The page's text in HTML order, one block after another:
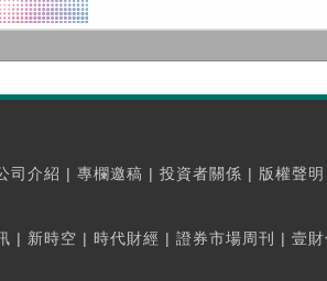
司介紹 | 專欄邀稿 | 投資者關係 | 版權聲明
| 新時空 | 時代財經 | 證券市場周刊 | 壹財